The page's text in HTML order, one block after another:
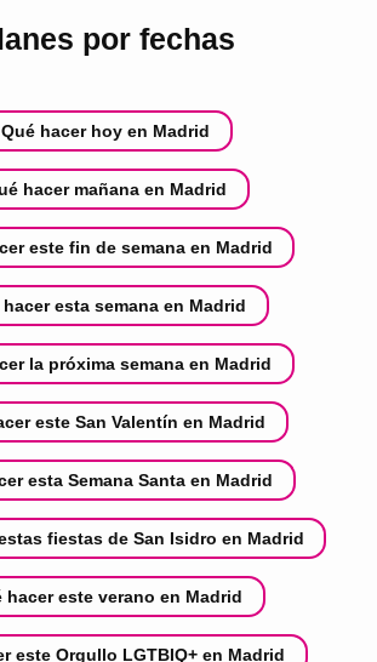
por fechas
Qué hacer hoy en Madrid
hacer mañana en Madrid
este fin de semana en Madrid
hacer esta semana en Madrid
la próxima semana en Madrid
este San Valentín en Madrid
esta Semana Santa en Madrid
fiestas de San Isidro en Madrid
hacer este verano en Madrid
este Orgullo LGTBIQ+ en Madrid